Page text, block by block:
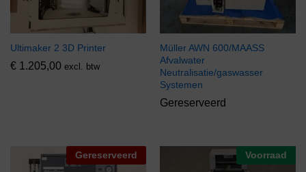
Ultimaker 2 3D Printer
€ 1.205,00 excl. btw
Müller AWN 600/MAASS
Afvalwater
Neutralisatie/gaswasser
Systemen
Gereserveerd
Gereserveerd Voorraad